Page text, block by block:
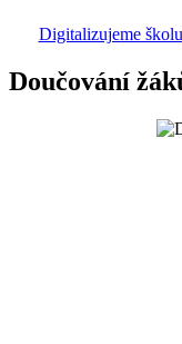
Digitalizujeme školu
Doučování